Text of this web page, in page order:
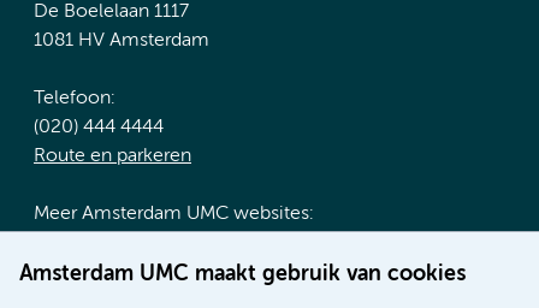
Amsterdam UMC maakt gebruik van cookies
De Boelelaan 1117
1081 HV Amsterdam
Telefoon:
(020) 444 4444
Route en parkeren
Meer Amsterdam UMC websites:
Werken bij Amsterdam UMC